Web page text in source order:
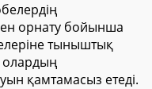
орнату бойынша
тыныштық
олардың
қамтамасыз етеді.